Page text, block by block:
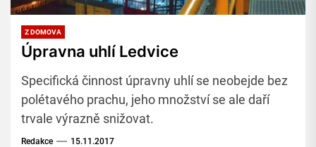
Z DOMOVA
Úpravna uhlí Ledvice
Specifická činnost úpravny uhlí se neobejde bez
polétavého prachu, jeho množství se ale daří
trvale výrazně snižovat.
Redakce 15.11.2017